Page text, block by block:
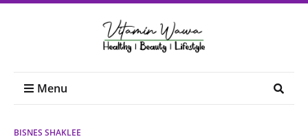
Menu
BISNES SHAKLEE